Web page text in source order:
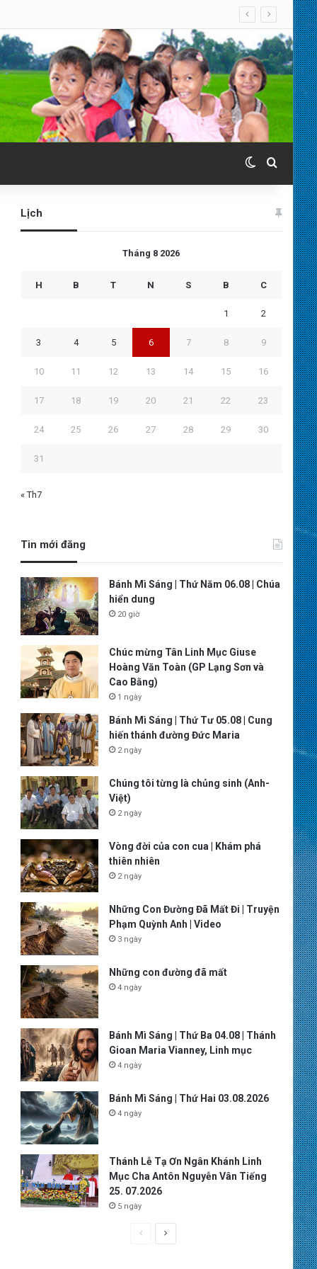
Switch skin
Search
Lịch
Tháng 8 2026
H B T N S B C
1 2
3 4 5 6 7 8 9
10 11 12 13 14 15 16
17 18 19 20 21 22 23
24 25 26 27 28 29 30
31
« Th7
Tin mới đăng
Bánh Mì Sáng | Thứ Năm 06.08 | Chúa
hiển dung
20 giờ
Chúc mừng Tân Linh Mục Giuse
Hoàng Văn Toàn (GP Lạng Sơn và
Cao Bằng)
1 ngày
Bánh Mì Sáng | Thứ Tư 05.08 | Cung
hiến thánh đường Đức Maria
2 ngày
Chúng tôi từng là chủng sinh (Anh-
Việt)
2 ngày
Vòng đời của con cua | Khám phá
thiên nhiên
2 ngày
Những Con Đường Đã Mất Đi | Truyện
Phạm Quỳnh Anh | Video
3 ngày
Những con đường đã mất
4 ngày
Bánh Mì Sáng | Thứ Ba 04.08 | Thánh
Gioan Maria Vianney, Linh mục
4 ngày
Bánh Mì Sáng | Thứ Hai 03.08.2026
4 ngày
Thánh Lễ Tạ Ơn Ngân Khánh Linh
Mục Cha Antôn Nguyễn Vân Tiếng
25. 07.2026
5 ngày